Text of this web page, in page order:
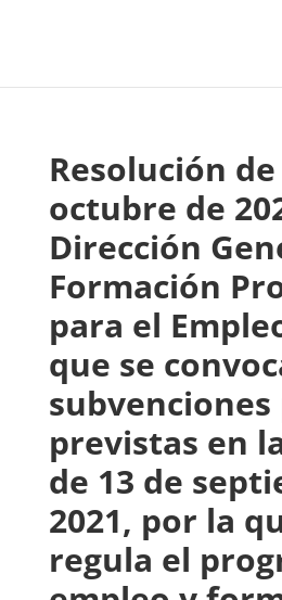
Resolución
octubre de
Dirección
Formación
para el
que se
previstas en
de 13 de
2021, por la
regula el